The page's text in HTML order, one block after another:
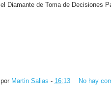
el Diamante de Toma de Decisiones
por Martin Salias - 16:13
No hay